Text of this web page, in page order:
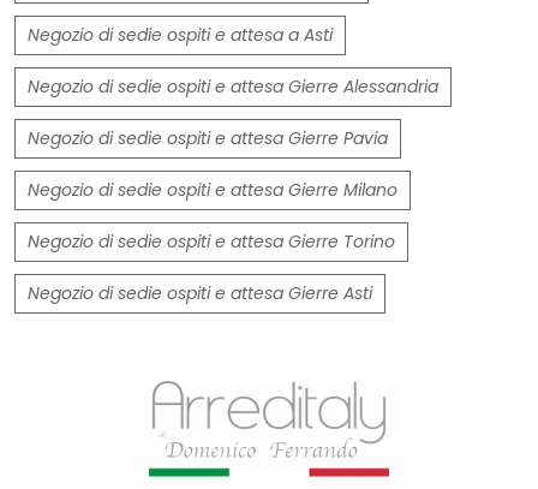
Negozio di sedie ospiti e attesa a Asti
Negozio di sedie ospiti e attesa Gierre Alessandria
Negozio di sedie ospiti e attesa Gierre Pavia
Negozio di sedie ospiti e attesa Gierre Milano
Negozio di sedie ospiti e attesa Gierre Torino
Negozio di sedie ospiti e attesa Gierre Asti